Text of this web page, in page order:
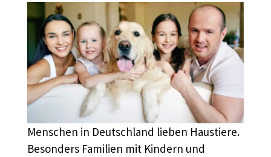
Menschen in Deutschland lieben Haustiere.
Besonders Familien mit Kindern und